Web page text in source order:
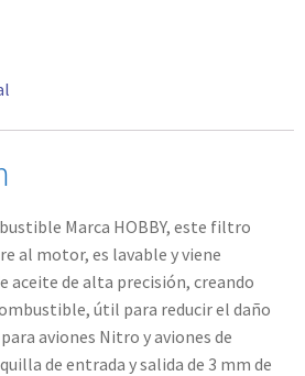
Marca HOBBY, este filtro
al motor, es lavable y viene
aceite de alta precisión, creando
útil para reducir el daño
aviones Nitro y aviones de
de entrada y salida de 3 mm de